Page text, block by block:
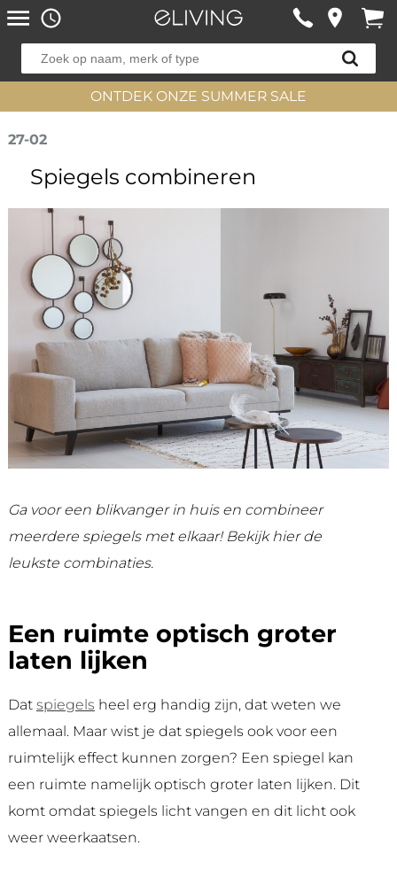
ONTDEK ONZE SUMMER SALE
27-02
Spiegels combineren
Ga voor een blikvanger in huis en combineer
meerdere spiegels met elkaar! Bekijk hier de
leukste combinaties.
Een ruimte optisch groter
laten lijken
Dat spiegels heel erg handig zijn, dat weten we
allemaal. Maar wist je dat spiegels ook voor een
ruimtelijk effect kunnen zorgen? Een spiegel kan
een ruimte namelijk optisch groter laten lijken. Dit
komt omdat spiegels licht vangen en dit licht ook
weer weerkaatsen.